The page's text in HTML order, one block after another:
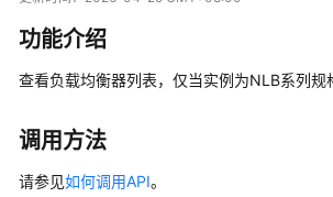
务
告
产
功能介绍
查看负载均衡器列表，仅当实例为NLB系列规
调用方法
请参见如何调用API。